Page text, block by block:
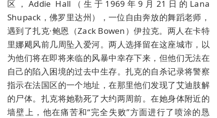
区，Addie Hall（生于1969年9月21日的Lana
Shupack，佛罗里达州），一位自由奔放的舞蹈老师，
遇到了扎克·鲍恩（Zack Bowen）伊拉克。两人在卡特
里娜飓风前几周坠入爱河。两人选择留在这座城市，以
为他们将在即将来临的风暴中幸存下来，但他们无法在
自己的陷入困境的过去中生存。扎克的自杀记录将警察
指示在法国区的一个地址，在那里他们发现了艾迪肢解
的尸体。扎克将她勒死了大约两周前。在她身体附近的
墙壁上，他在痛苦和“完全失败”方面进行了喷涂的恳